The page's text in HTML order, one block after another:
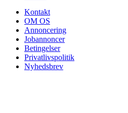
Kontakt
OM OS
Annoncering
Jobannoncer
Betingelser
Privatlivspolitik
Nyhedsbrev